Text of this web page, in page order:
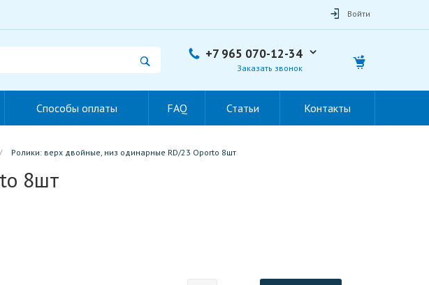
Войти
+7 965 070-12-34
Заказать звонок
Способы оплаты FAQ Статьи Контакты
/ Ролики: верх двойные, низ одинарные RD/23 Oporto 8шт
8шт